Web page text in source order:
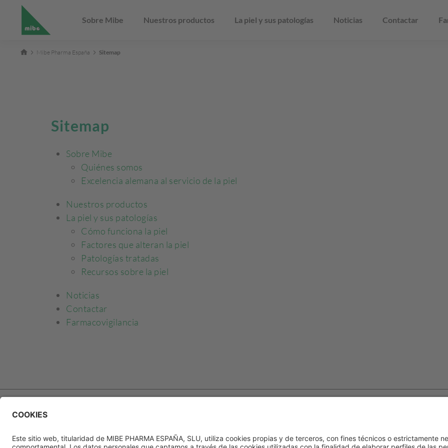
Sobre Mibe Nuestros productos La piel y sus patologías Noticias Contactar
Mibe Pharma España Sitemap
Sitemap
Sobre Mibe
Quiénes somos
Excelencia alemana al servicio de la piel
Nuestros productos
La piel y sus patologías
Cómo funciona la piel
Factores que alteran la piel
Patologías tratadas
Recursos sobre la piel
Noticias
Contactar
Farmacovigilancia
Aviso legal